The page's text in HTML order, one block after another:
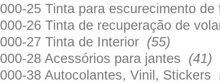
000-25 Tinta para escurecimento
000-26 Tinta de recuperação de
000-27 Tinta de Interior (55)
000-28 Acessórios para jantes (41)
000-38 Autocolantes, Vinil, Stickers